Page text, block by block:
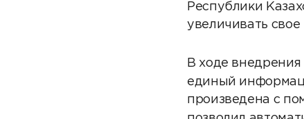
Республики
увеличивать
В ходе внедрения
единый
произведена с